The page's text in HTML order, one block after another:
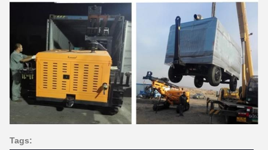
Tags: